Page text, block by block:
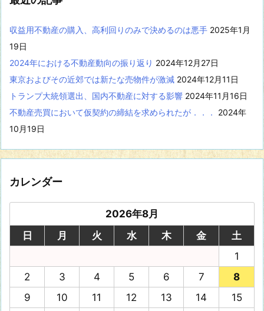
示
収益用不動産の購入、高利回りのみで決めるのは悪手 2025年1月
19日
2024年における不動産動向の振り返り 2024年12月27日
東京およびその近郊では新たな売物件が激減 2024年12月11日
トランプ大統領選出、国内不動産に対する影響 2024年11月16日
不動産売買において仮契約の締結を求められたが．．．
2024年
10月19日
カレンダー
2026年8月
日
月 火 水 木 金
土
1
2
3 4 5 6 7
8
9
10 11 12 13 14
15